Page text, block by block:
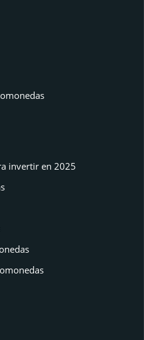
invertir en 2025